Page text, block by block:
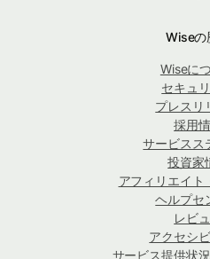
Wiseの
Wiseに
セキュ
プレスリ
採用
サービスス
投資家
アフィリエイト
ヘルプセ
レビ
アクセシ
サービス提供状